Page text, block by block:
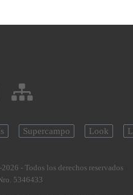
Supercampo Look
- Todos los derechos reservados
5346433